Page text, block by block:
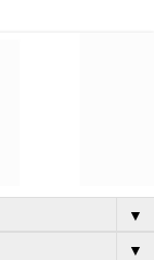
▼
▼